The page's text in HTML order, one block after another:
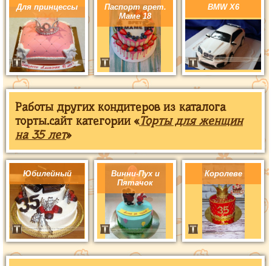
Для принцессы
Паспорт врет.
Маме 18
BMW X6
Работы других кондитеров из каталога
торты.сайт категории «Торты для женщин
на 35 лет»
Юбилейный
Винни-Пух и
Пятачок
Королеве